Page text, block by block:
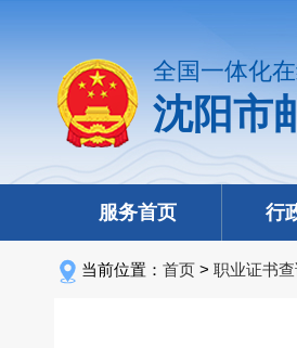
全国一体化
沈阳市
服务首页 行
当前位置： 首页 > 职业证书查